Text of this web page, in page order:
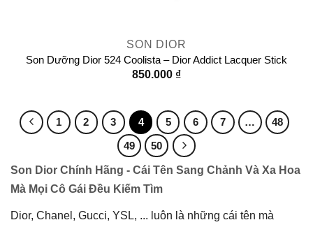
SON DIOR
Son Dưỡng Dior 524 Coolista – Dior Addict Lacquer Stick
850.000 ₫
1 2 3 4 5 6 7 …
48
49
50
Son Dior Chính Hãng - Cái Tên Sang Chảnh Và Xa Hoa
Mà Mọi Cô Gái Đều Kiếm Tìm
Dior, Chanel, Gucci, YSL, ... luôn là những cái tên mà